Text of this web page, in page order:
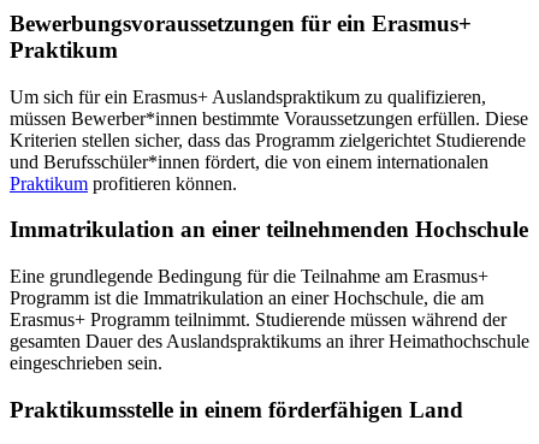
Bewerbungsvoraussetzungen für ein Erasmus+
Praktikum
Um sich für ein Erasmus+ Auslandspraktikum zu qualifizieren,
müssen Bewerber*innen bestimmte Voraussetzungen erfüllen. Diese
Kriterien stellen sicher, dass das Programm zielgerichtet Studierende
und Berufsschüler*innen fördert, die von einem internationalen
Praktikum profitieren können.
Immatrikulation an einer teilnehmenden Hochschule
Eine grundlegende Bedingung für die Teilnahme am Erasmus+
Programm ist die Immatrikulation an einer Hochschule, die am
Erasmus+ Programm teilnimmt. Studierende müssen während der
gesamten Dauer des Auslandspraktikums an ihrer Heimathochschule
eingeschrieben sein.
Praktikumsstelle in einem förderfähigen Land